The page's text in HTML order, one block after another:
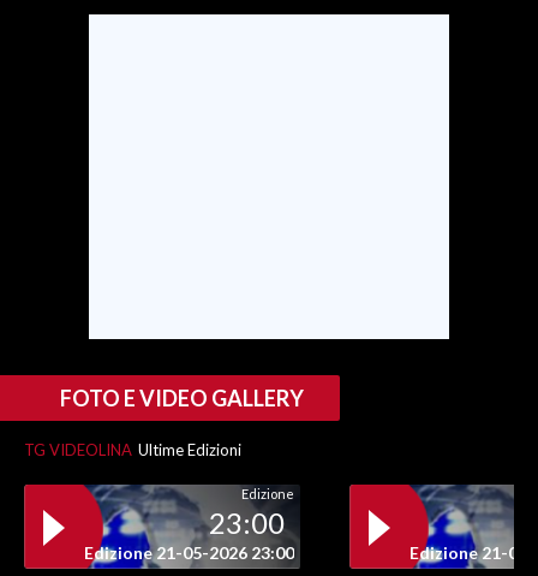
ALTRI SPORT
NOTIZIE
#CARAUNIONE
3 MINUTI CON
FOTO E VIDEO GALLERY
TG VIDEOLINA Ultime Edizioni
Edizione
23:00
Edizione 21-05-2026 23:00 Edizione 21-05-